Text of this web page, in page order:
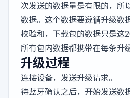
次发送的数据量是有限的，所
数据。这个数据要遵循升级数
校验和，下载包的数据只是这
所有包内数据都携带在每条升
升级过程
连接设备，发送升级请求。
待蓝牙确认之后，开始发送数